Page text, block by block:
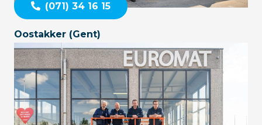
(071) 34 16 15
Oostakker (Gent)